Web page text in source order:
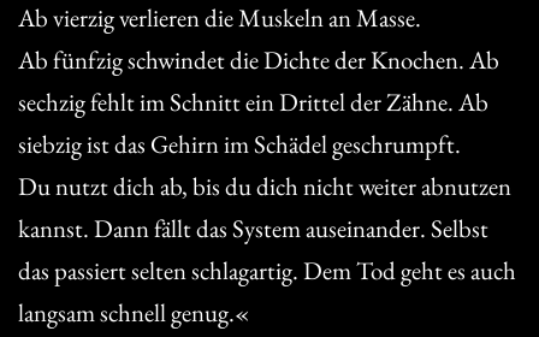
Ab vierzig verlieren die Muskeln an Masse.
Ab fünfzig schwindet die Dichte der Knochen. Ab
sechzig fehlt im Schnitt ein Drittel der Zähne. Ab
siebzig ist das Gehirn im Schädel geschrumpft.
Du nutzt dich ab, bis du dich nicht weiter abnutzen
kannst. Dann fällt das System auseinander. Selbst
das passiert selten schlagartig. Dem Tod geht es auch
langsam schnell genug.«